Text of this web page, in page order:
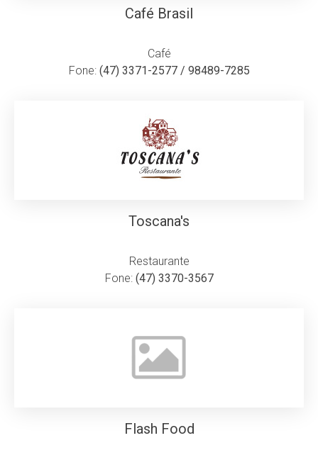
Café Brasil
Café
Fone: (47) 3371-2577 / 98489-7285
Toscana's
Restaurante
Fone: (47) 3370-3567
Flash Food